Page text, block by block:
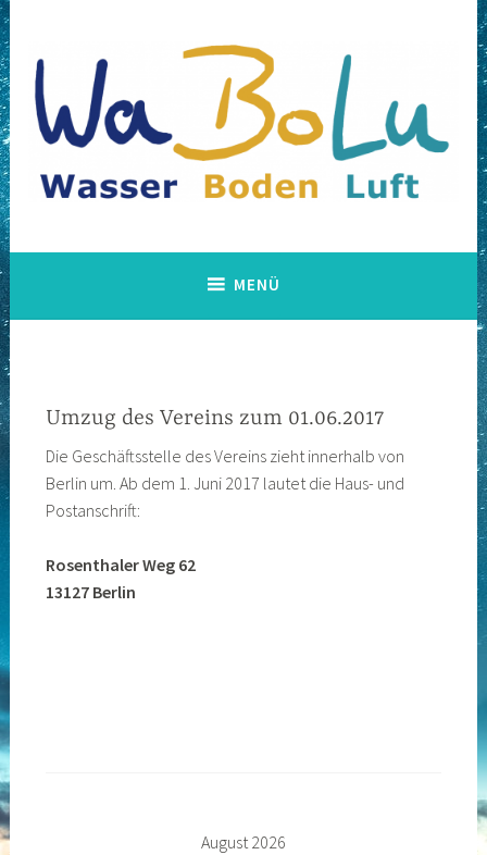
Zum
Inhalt
springen
MENÜ
Umzug des Vereins zum 01.06.2017
Die Geschäftsstelle des Vereins zieht innerhalb von
Berlin um. Ab dem 1. Juni 2017 lautet die Haus- und
Postanschrift:
Rosenthaler Weg 62
13127 Berlin
August 2026